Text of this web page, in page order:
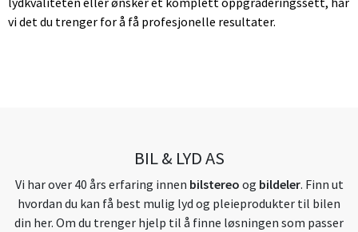
vi det du trenger for å få profesjonelle resultater.
BIL & LYD AS
Vi har over 40 års erfaring innen bilstereo og bildeler. Finn ut
hvordan du kan få best mulig lyd og pleieprodukter til bilen
din her. Om du trenger hjelp til å finne løsningen som passer